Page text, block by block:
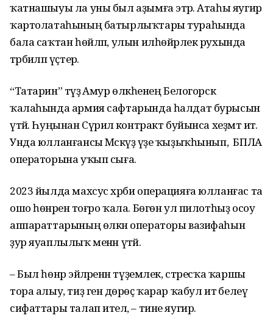
ҡатнашыуы ла уны был аҙымға этәрә. Атаһы яугир
ҡартолатаһының батырлыҡтары тураһында
бала саҡтан һөйләп, улын илһөйәрлек рухында
тәрбиәләп үҫтерә.
“Татарин” тәүҙә Амур өлкәһенең Белогорск
ҡалаһында армия сафтарында һалдат бурысын
үтәй. Һуңынан Сүриәлә контракт буйынса хеҙмәт итә.
Унда юлланғансы Мәскәүҙә үҙе ҡыҙыҡһынып, БПЛА
операторына уҡып сыға.
2023 йылда махсус хәрби операцияға юлланғас та
ошо һөнәренә тоғро ҡала. Бөгөн ул пилотһыҙ осоу
аппараттарының өлкән операторы вазифаһын
ҙур яуаплылыҡ менән үтәй.
– Был һөнәр эйәләренән түҙемлек, стресҡа ҡаршы
тора алыу, тиҙ генә дөрөҫ ҡарар ҡабул итә белеү
сифаттары талап ителә, – тине яугир.